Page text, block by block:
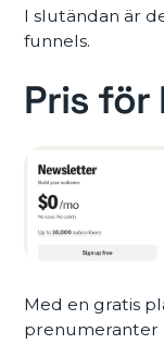
I slutändan är
funnels.
Pris för
Med en gratis
prenumeranter